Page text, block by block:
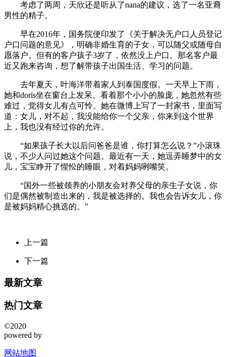
考虑了两周，天欣还是听从了nana的建议，选了一名亚裔
男性的精子。
早在2016年，国务院便印发了《关于解决无户口人员登记
户口问题的意见》，明确非婚生育的子女，可以随父或随母自
愿落户。但有的客户孩子3岁了，依然没上户口。那名客户最
近又跑来咨询，想了解带孩子出国生活、学习的问题。
去年夏天，叶海洋带着家人到泰国度假。一天早上下雨，
她和doris坐在窗台上发呆。看着那个小小的脸庞，她忽然有些
难过，觉得女儿有点可怜。她在微博上写了一封家书，里面写
道：女儿，对不起，我没能给你一个父亲，你来到这个世界
上，我也没有经过你的允许。
“如果孩子长大以后问爸爸是谁，你打算怎么说？”小滚珠
说，不少人问过她这个问题。最近有一天，她逗弄睡梦中的女
儿，宝宝睁开了惺忪的睡眼，对着妈妈咧嘴笑。
“国外一些被领养的小朋友会对养父母的亲生子女说，你
们是偶然被制造出来的，我是被选择的。我也会告诉女儿，你
是被妈妈精心挑选的。”
上一篇
下一篇
最新文章
热门文章
©2020
powered by
网站地图